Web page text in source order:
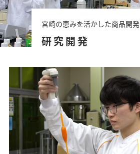
宮崎の恵みを活かした商品開発
研究開発